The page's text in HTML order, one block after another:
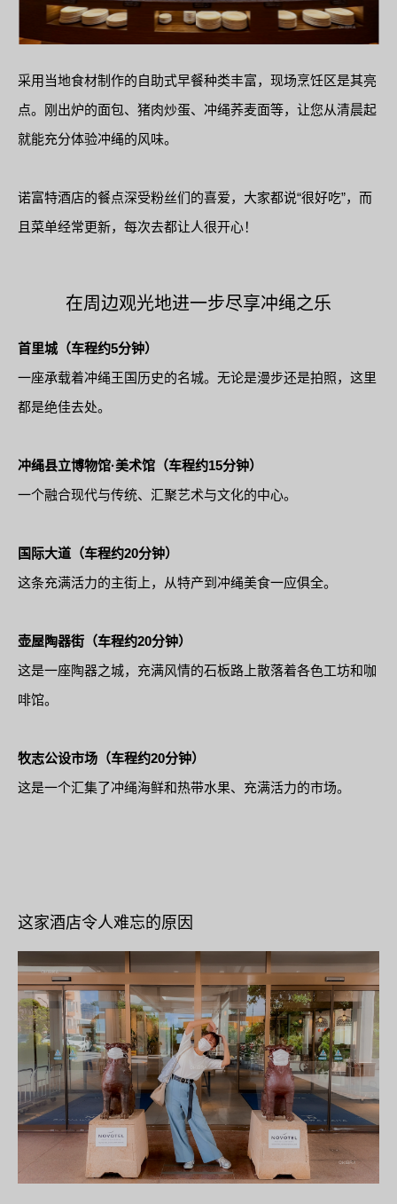
采用当地食材制作的自助式早餐种类丰富，现场烹饪区是其亮
点。刚出炉的面包、猪肉炒蛋、冲绳荞麦面等，让您从清晨起
就能充分体验冲绳的风味。
诺富特酒店的餐点深受粉丝们的喜爱，大家都说“很好吃”，而
且菜单经常更新，每次去都让人很开心！
在周边观光地进一步尽享冲绳之乐
首里城（车程约5分钟）
一座承载着冲绳王国历史的名城。无论是漫步还是拍照，这里
都是绝佳去处。
冲绳县立博物馆·美术馆（车程约15分钟）
一个融合现代与传统、汇聚艺术与文化的中心。
国际大道（车程约20分钟）
这条充满活力的主街上，从特产到冲绳美食一应俱全。
壶屋陶器街（车程约20分钟）
这是一座陶器之城，充满风情的石板路上散落着各色工坊和咖
啡馆。
牧志公设市场（车程约20分钟）
这是一个汇集了冲绳海鲜和热带水果、充满活力的市场。
这家酒店令人难忘的原因